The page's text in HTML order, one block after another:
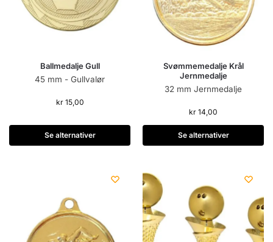
Ballmedalje Gull
45 mm - Gullvalør
kr15,00
Se alternativer
Svømmemedalje Krål
Jernmedalje
32 mm Jernmedalje
kr 14,00
Se alternativer